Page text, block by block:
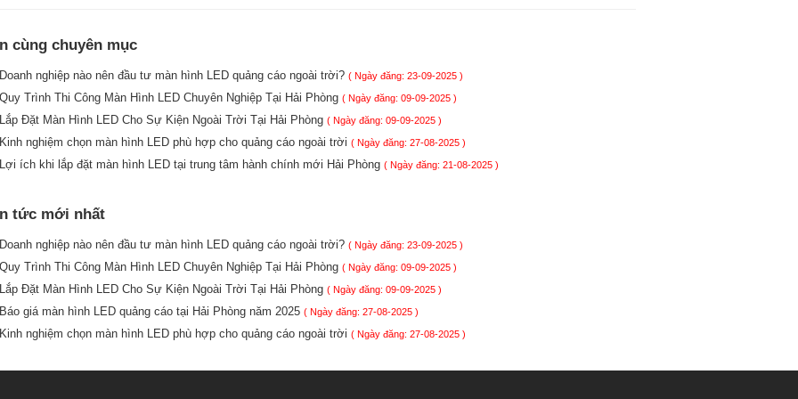
cùng chuyên mục
Doanh nghiệp nào nên đầu tư màn hình LED quảng cáo ngoài trời? ( Ngày đăng: 23-09-2025 )
Quy Trình Thi Công Màn Hình LED Chuyên Nghiệp Tại Hải Phòng ( Ngày đăng: 09-09-2025 )
Lắp Đặt Màn Hình LED Cho Sự Kiện Ngoài Trời Tại Hải Phòng ( Ngày đăng: 09-09-2025 )
Kinh nghiệm chọn màn hình LED phù hợp cho quảng cáo ngoài trời ( Ngày đăng: 27-08-2025 )
Lợi ích khi lắp đặt màn hình LED tại trung tâm hành chính mới Hải Phòng ( Ngày đăng: 21-08-2025 )
tức mới nhất
Doanh nghiệp nào nên đầu tư màn hình LED quảng cáo ngoài trời? ( Ngày đăng: 23-09-2025 )
Quy Trình Thi Công Màn Hình LED Chuyên Nghiệp Tại Hải Phòng ( Ngày đăng: 09-09-2025 )
Lắp Đặt Màn Hình LED Cho Sự Kiện Ngoài Trời Tại Hải Phòng ( Ngày đăng: 09-09-2025 )
Báo giá màn hình LED quảng cáo tại Hải Phòng năm 2025 ( Ngày đăng: 27-08-2025 )
Kinh nghiệm chọn màn hình LED phù hợp cho quảng cáo ngoài trời ( Ngày đăng: 27-08-2025 )